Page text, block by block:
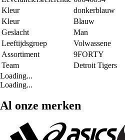
Kleur
donkerblauw
Kleur
Blauw
Geslacht
Man
Leeftijdsgroep
Volwassene
Assortiment
9FORTY
Team
Detroit Tigers
Loading...
Loading...
Al onze merken